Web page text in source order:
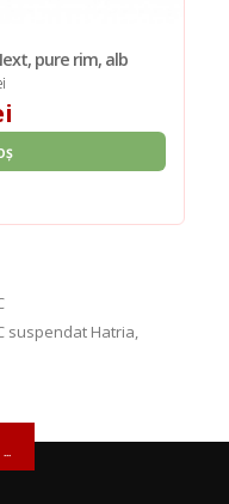
pure rim, alb
suspendat Hatria,